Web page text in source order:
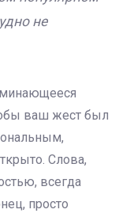
не
ваш жест был
Слова,
всегда
просто